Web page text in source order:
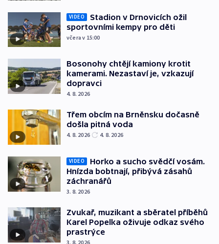
VIDEO
Stadion v Drnovicích ožil
sportovními kempy pro děti
včera v 15:00
Bosonohy chtějí kamiony krotit
kamerami. Nezastaví je, vzkazují
dopravci
4. 8. 2026
Třem obcím na Brněnsku dočasně
došla pitná voda
4. 8. 2026 4. 8. 2026
VIDEO
Horko a sucho svědčí vosám.
Hnízda bobtnají, přibývá zásahů
záchranářů
3. 8. 2026
Zvukař, muzikant a sběratel příběhů
Karel Popelka oživuje odkaz svého
prastrýce
3. 8. 2026